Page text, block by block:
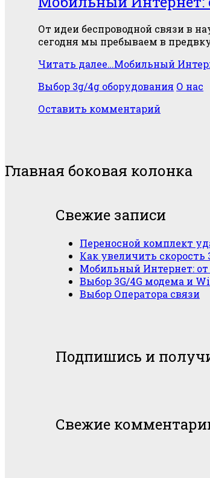
От идеи беспроводной связи в
сегодня мы пребываем в
Читать далее…Мобильный
Выбор 3g/4g оборудования О нас
Оставить комментарий
Главная боковая колонка
Свежие записи
Переносной комплект
Как увеличить скорость
Мобильный Интернет: от
Выбор 3G/4G модема и
Выбор Оператора связи
Подпишись и
Свежие